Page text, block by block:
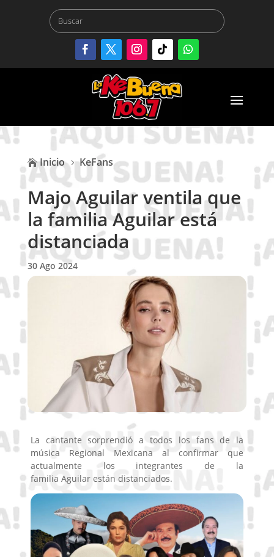
 Inicio 5 KeFans
Majo Aguilar ventila que
la familia Aguilar está
distanciada
30 Ago 2024
La cantante sorprendió a todos los fans de la
música Regional Mexicana al confirmar que
actualmente los integrantes de la
familia Aguilar están distanciados.